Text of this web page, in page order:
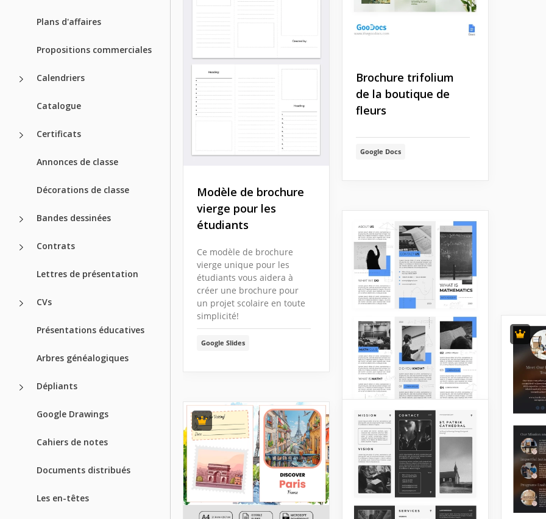
Plans d'affaires
Propositions commerciales
Calendriers
Catalogue
Certificats
Annonces de classe
Décorations de classe
Bandes dessinées
Contrats
Lettres de présentation
CVs
Présentations éducatives
Arbres généalogiques
Dépliants
Google Drawings
Cahiers de notes
Documents distribués
Les en-têtes
Modèle de brochure
vierge pour les
étudiants
Ce modèle de brochure
vierge unique pour les
étudiants vous aidera à
créer une brochure pour
un projet scolaire en toute
simplicité!
Google Slides
Brochure trifolium
de la boutique de
fleurs
Google Docs
Brochure
d'information à trois
volets